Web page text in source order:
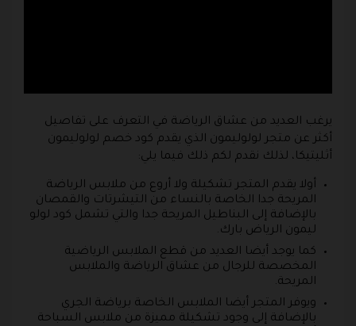
يرغب العديد من عشاق الرياضة في التعرف على تفاصيل
أكثر عن متجر لولوليمون الذي يقدم كود خصم لولوليمون
أثليتيكا، لذلك نقدم لكم ذلك فيما يلي:
أولا يقدم المتجر تشكيلة ولا أروع من ملابس الرياضة
المريحة جدا الخاصة بالنساء من التيشرتات والقمصان
بالإضافة إلى البناطيل المريحة جدا والتي تشمل كود لولو
ليمون الرياض بارك.
كما يوجد أيضا العديد من قطع الملابس الرياضية
المخصصة للرجال من عشاق الرياضة والملابس
المريحة.
ويوفر المتجر أيضا الملابس الخاصة برياضة الجري
بالإضافة إلى وجود تشكيلة مميزة من ملابس السباحة